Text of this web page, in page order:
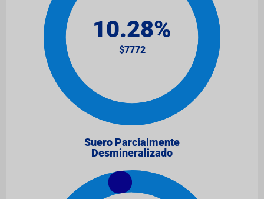
Suero Parcialmente
Desmineralizado